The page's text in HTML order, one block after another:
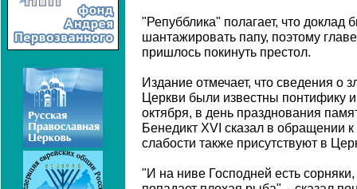
"Репубблика" полагает, что доклад
шантажировать папу, поэтому
пришлось покинуть престол.
Издание отмечает, что сведения о
Церкви были известны понтифику
октября, в день празднования
Бенедикт XVI сказал в обращении
слабости также присутствуют в
"И на ниве Господней есть сорняки,